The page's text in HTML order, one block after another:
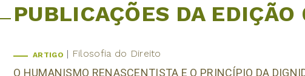
PUBLICAÇÕES DA
ARTIGO Filosofia do Direito
O HUMANISMO RENASCENTISTA E O PRINCÍPIO DA